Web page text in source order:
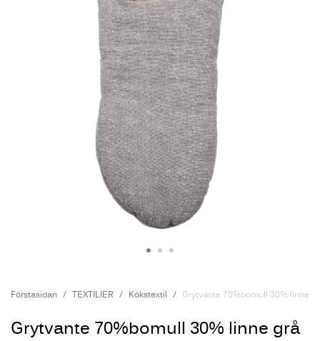
Förstasidan TEXTILIER Kökstextil Grytvante 70%bomull 30% linne
Grytvante 70%bomull 30% linne grå